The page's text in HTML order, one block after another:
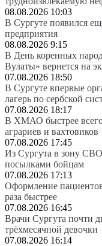
08.08.2026 10:03
В Сургуте появился
предприятия
08.08.2026 9:15
В День коренных
Вулаты» вернется на
07.08.2026 18:50
В Сургуте впервые
лагерь по сербской
07.08.2026 18:17
В ХМАО быстрее всего
аграриев и вахтовиков
07.08.2026 17:45
Из Сургута в зону
посылками бойцам
07.08.2026 17:13
Оформление
раза быстрее
07.08.2026 16:45
Врачи Сургута почти
трёхмесячной девочки
07.08.2026 16:14